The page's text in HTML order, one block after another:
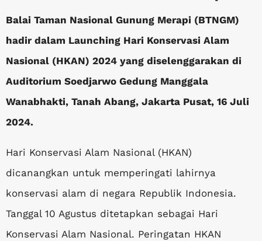
Balai Taman Nasional Gunung Merapi (BTNGM)
hadir dalam Launching Hari Konservasi Alam
Nasional (HKAN) 2024 yang diselenggarakan di
Auditorium Soedjarwo Gedung Manggala
Wanabhakti, Tanah Abang, Jakarta Pusat, 16 Juli
2024.
Hari Konservasi Alam Nasional (HKAN)
dicanangkan untuk memperingati lahirnya
konservasi alam di negara Republik Indonesia.
Tanggal 10 Agustus ditetapkan sebagai Hari
Konservasi Alam Nasional. Peringatan HKAN